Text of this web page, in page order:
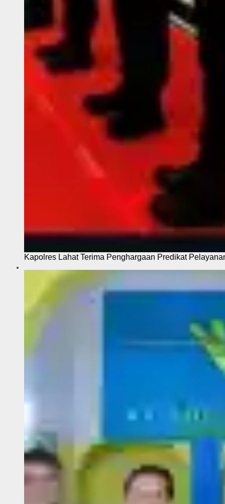
Kapolres Lahat Terima Penghargaan Predikat